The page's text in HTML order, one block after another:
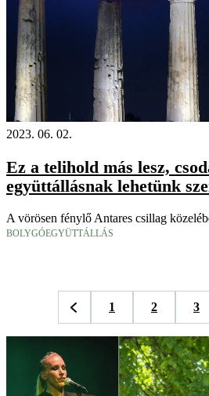
2023. 06. 02.
Ez a telihold más lesz,
együttállásnak lehetünk
A vörösen fénylő Antares csillag
BOLYGÓEGYÜTTÁLLÁS
1 2 3